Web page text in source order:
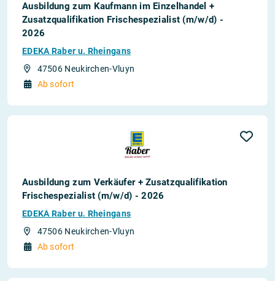
Ausbildung zum Kaufmann im Einzelhandel +
Zusatzqualifikation Frischespezialist (m/w/d) -
2026
EDEKA Raber u. Rheingans
47506 Neukirchen-Vluyn
Ab sofort
Ausbildung zum Verkäufer + Zusatzqualifikation
Frischespezialist (m/w/d) - 2026
EDEKA Raber u. Rheingans
47506 Neukirchen-Vluyn
Ab sofort